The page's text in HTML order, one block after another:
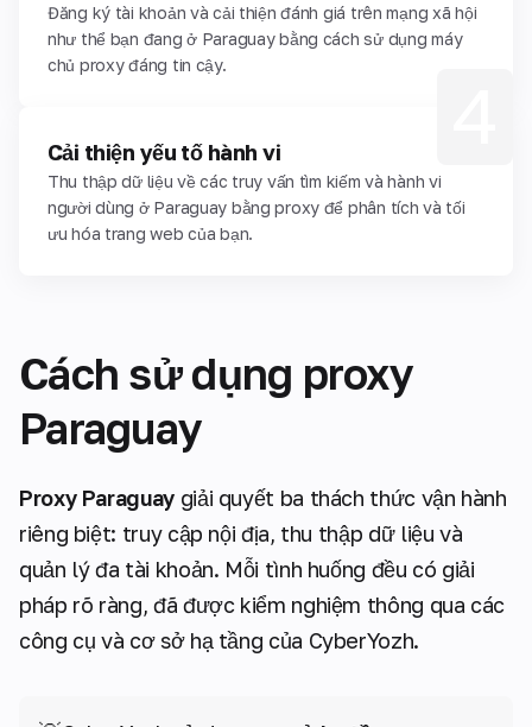
Đăng ký tài khoản và cải thiện đánh giá trên mạng xã hội
như thể bạn đang ở Paraguay bằng cách sử dụng máy
chủ proxy đáng tin cậy.
Cải thiện yếu tố hành vi
Thu thập dữ liệu về các truy vấn tìm kiếm và hành vi
người dùng ở Paraguay bằng proxy để phân tích và tối
ưu hóa trang web của bạn.
Cách sử dụng proxy
Paraguay
Proxy Paraguaygiải quyết ba thách thức vận hành
riêng biệt: truy cập nội địa, thu thập dữ liệu và
quản lý đa tài khoản. Mỗi tình huống đều có giải
pháp rõ ràng, đã được kiểm nghiệm thông qua các
công cụ và cơ sở hạ tầng của CyberYozh.